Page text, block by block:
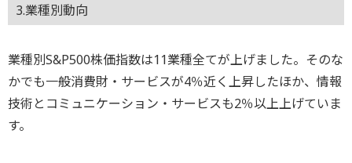
3.業種別動向
業種別S&P500株価指数は11業種全てが上げました。そのな
かでも一般消費財・サービスが4％近く上昇したほか、情報
技術とコミュニケーション・サービスも2％以上上げていま
す。